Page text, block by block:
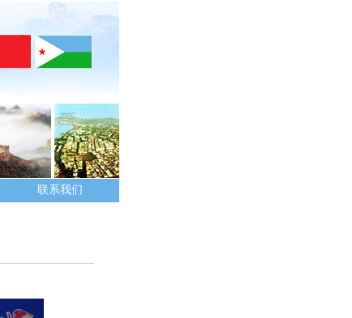
联系我们